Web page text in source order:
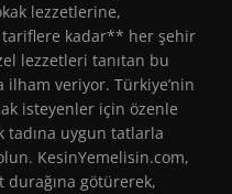
lezzetlerine,
kadar** her şehir
lezzetleri tanıtan bu
veriyor. Türkiye’nin
isteyenler için özenle
tadına uygun tatlarla
KesinYemelisin.com,
durağına götürerek,